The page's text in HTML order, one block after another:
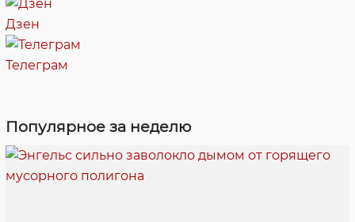
Дзен
Телеграм
Популярное за неделю